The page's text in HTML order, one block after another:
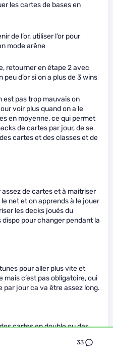
33
les cartes de bases en
de l’or, utiliser l’or pour
mode arêne
retourner en étape 2 avec
d’or si on a plus de 3 wins
est pas trop mauvais on
voir plus quand on a le
en moyenne, ce qui permet
de cartes par jour, de se
cartes et des classes et de
de cartes et à maitriser
net et on apprends à le jouer
les decks joués du
pour changer pendant la
pour aller plus vite et
c’est pas obligatoire, oui
par jour ca va être assez long.
cartes en double ou des
pour obtenir un
de craft n’importe quelle